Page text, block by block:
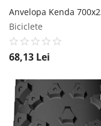
Biciclete
68,13 Lei